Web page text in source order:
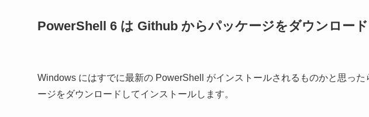
PowerShell 6 は Github からパッケージをダウンロー
Windows にはすでに最新の PowerShell がインストールされるものかと思っ
ージをダウンロードしてインストールします。